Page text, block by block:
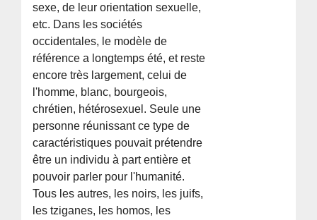
sexe, de leur orientation sexuelle,
etc. Dans les sociétés
occidentales, le modèle de
référence a longtemps été, et reste
encore très largement, celui de
l'homme, blanc, bourgeois,
chrétien, hétérosexuel. Seule une
personne réunissant ce type de
caractéristiques pouvait prétendre
être un individu à part entière et
pouvoir parler pour l'humanité.
Tous les autres, les noirs, les juifs,
les tziganes, les homos, les